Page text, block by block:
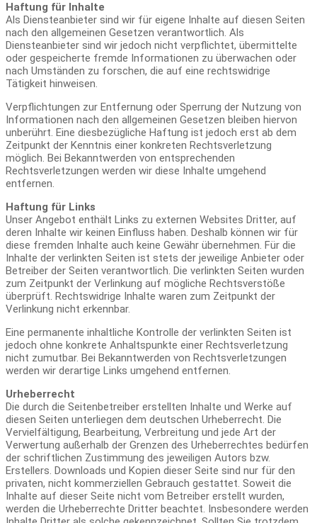
Haftung für Inhalte
Als Diensteanbieter sind wir für eigene Inhalte auf diesen Seiten
nach den allgemeinen Gesetzen verantwortlich. Als
Diensteanbieter sind wir jedoch nicht verpflichtet, übermittelte
oder gespeicherte fremde Informationen zu überwachen oder
nach Umständen zu forschen, die auf eine rechtswidrige
Tätigkeit hinweisen.
Verpflichtungen zur Entfernung oder Sperrung der Nutzung von
Informationen nach den allgemeinen Gesetzen bleiben hiervon
unberührt. Eine diesbezügliche Haftung ist jedoch erst ab dem
Zeitpunkt der Kenntnis einer konkreten Rechtsverletzung
möglich. Bei Bekanntwerden von entsprechenden
Rechtsverletzungen werden wir diese Inhalte umgehend
entfernen.
Haftung für Links
Unser Angebot enthält Links zu externen Websites Dritter, auf
deren Inhalte wir keinen Einfluss haben. Deshalb können wir für
diese fremden Inhalte auch keine Gewähr übernehmen. Für die
Inhalte der verlinkten Seiten ist stets der jeweilige Anbieter oder
Betreiber der Seiten verantwortlich. Die verlinkten Seiten wurden
zum Zeitpunkt der Verlinkung auf mögliche Rechtsverstöße
überprüft. Rechtswidrige Inhalte waren zum Zeitpunkt der
Verlinkung nicht erkennbar.
Eine permanente inhaltliche Kontrolle der verlinkten Seiten ist
jedoch ohne konkrete Anhaltspunkte einer Rechtsverletzung
nicht zumutbar. Bei Bekanntwerden von Rechtsverletzungen
werden wir derartige Links umgehend entfernen.
Urheberrecht
Die durch die Seitenbetreiber erstellten Inhalte und Werke auf
diesen Seiten unterliegen dem deutschen Urheberrecht. Die
Vervielfältigung, Bearbeitung, Verbreitung und jede Art der
Verwertung außerhalb der Grenzen des Urheberrechtes bedürfen
der schriftlichen Zustimmung des jeweiligen Autors bzw.
Erstellers. Downloads und Kopien dieser Seite sind nur für den
privaten, nicht kommerziellen Gebrauch gestattet. Soweit die
Inhalte auf dieser Seite nicht vom Betreiber erstellt wurden,
werden die Urheberrechte Dritter beachtet. Insbesondere werden